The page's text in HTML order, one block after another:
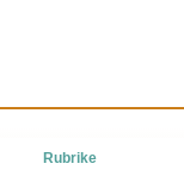
Rubrike